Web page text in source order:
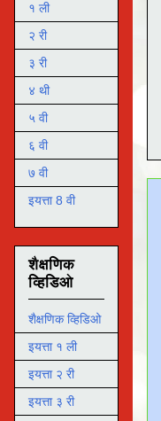
१ ली
२ री
३ री
४ थी
५ वी
६ वी
७ वी
इयत्ता 8 वी
शैक्षणिक
व्हिडिओ
शैक्षणिक व्हिडिओ
इयत्ता १ ली
इयत्ता २ री
इयत्ता ३ री